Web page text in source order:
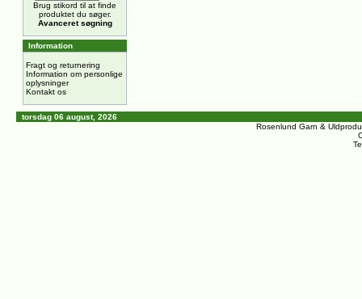
Brug stikord til at finde
produktet du søger.
Avanceret søgning
Information
Fragt og returnering
Information om personlige
oplysninger
Kontakt os
torsdag 06 august, 2026
Rosenlund Garn &